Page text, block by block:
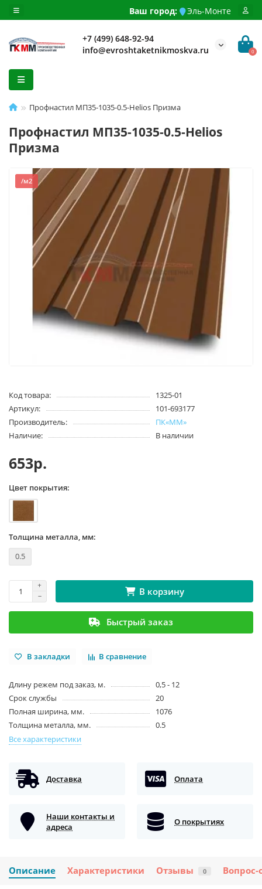
Ваш город: Эль-Монте
+7 (499) 648-92-94
info@evroshtaketnikmoskva.ru
0
Профнастил МП35-1035-0.5-Helios Призма
Профнастил МП35-1035-0.5-Helios
Призма
/м2
Код товара:
1325-01
Артикул:
101-693177
Производитель:
ПК«ММ»
Наличие:
В наличии
653р.
Цвет покрытия:
Толщина металла, мм:
0.5
В корзину
Быстрый заказ
В закладки В сравнение
Длину режем под заказ, м.
0,5 - 12
Срок службы
20
Полная ширина, мм.
1076
Толщина металла, мм.
0.5
Все характеристики
Доставка Оплата
Наши контакты и
адреса
О покрытиях
Описание Характеристики Отзывы 0 Вопрос-